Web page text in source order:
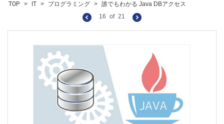
ができます。
TOP > IT > プログラミング > 誰でもわかる Java DBアクセス
16 of 21